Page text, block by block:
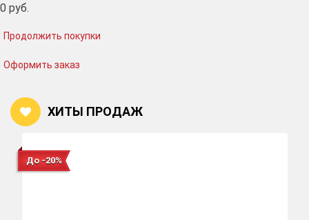
0 руб.
Продолжить покупки
Оформить заказ
ХИТЫ ПРОДАЖ
До -20%